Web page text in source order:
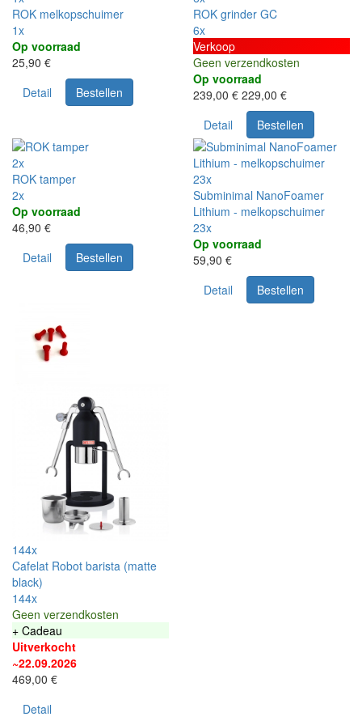
ROK melkopschuimer
1x
Op voorraad
25,90 €
Detail
Bestellen
ROK grinder GC
6x
Verkoop
Geen verzendkosten
Op voorraad
239,00 € 229,00 €
Detail
Bestellen
2x
ROK tamper
2x
Op voorraad
46,90 €
Detail
Bestellen
23x
Subminimal NanoFoamer
Lithium - melkopschuimer
23x
Op voorraad
59,90 €
Detail
Bestellen
144x
Cafelat Robot barista (matte
black)
144x
Geen verzendkosten
+ Cadeau
Uitverkocht
~22.09.2026
469,00 €
Detail